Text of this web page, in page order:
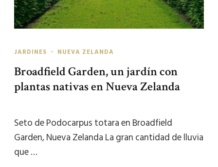
JARDINES NUEVA ZELANDA
Broadfield Garden, un jardín con
plantas nativas en Nueva Zelanda
Seto de Podocarpus totara en Broadfield
Garden, Nueva Zelanda La gran cantidad de lluvia
que …